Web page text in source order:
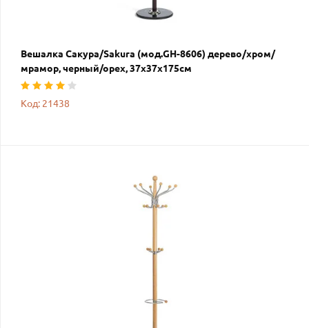
Вешалка Сакура/Sakura (мод.GH-8606) дерево/хром/
мрамор, черный/орех, 37х37х175см
Код: 21438